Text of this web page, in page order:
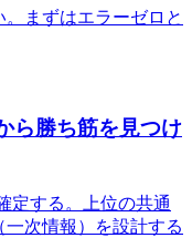
まずはエラーゼロと
ら勝ち筋を見つけ
定する。上位の共通
次情報）を設計する